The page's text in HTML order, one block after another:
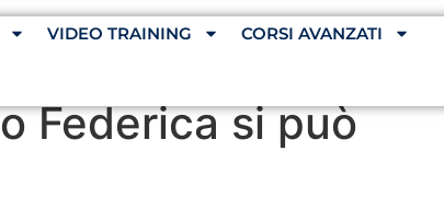
VIDEO TRAINING CORSI AVANZATI
Federica si può